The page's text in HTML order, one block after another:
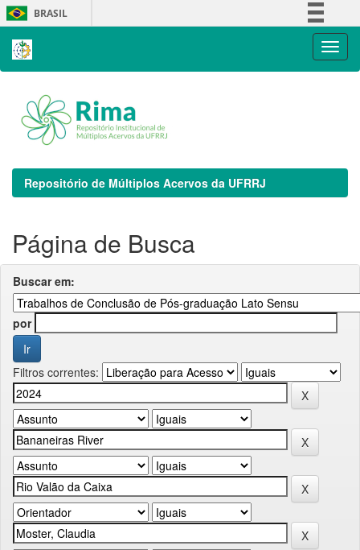
Skip
navigation
BRASIL
Repositório de Múltiplos Acervos da UFRRJ
Página de Busca
Buscar em:
por
Filtros correntes: